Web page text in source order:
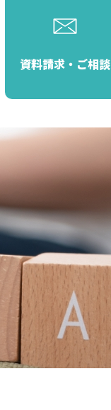
資料請求・ご相談